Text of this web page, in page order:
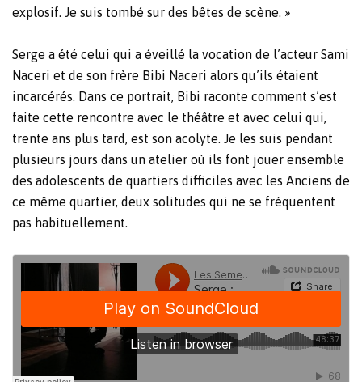
explosif. Je suis tombé sur des bêtes de scène. »
Serge a été celui qui a éveillé la vocation de l’acteur Sami
Naceri et de son frère Bibi Naceri alors qu’ils étaient
incarcérés. Dans ce portrait, Bibi raconte comment s’est
faite cette rencontre avec le théâtre et avec celui qui,
trente ans plus tard, est son acolyte. Je les suis pendant
plusieurs jours dans un atelier où ils font jouer ensemble
des adolescents de quartiers difficiles avec les Anciens de
ce même quartier, deux solitudes qui ne se fréquentent
pas habituellement.